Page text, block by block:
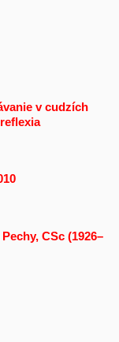
v cudzích
CSc (1926–